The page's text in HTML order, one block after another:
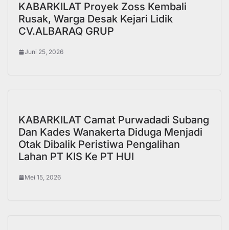
KABARKILAT Proyek Zoss Kembali
Rusak, Warga Desak Kejari Lidik
CV.ALBARAQ GRUP
Juni 25, 2026
KABARKILAT Camat Purwadadi Subang
Dan Kades Wanakerta Diduga Menjadi
Otak Dibalik Peristiwa Pengalihan
Lahan PT KIS Ke PT HUI
Mei 15, 2026